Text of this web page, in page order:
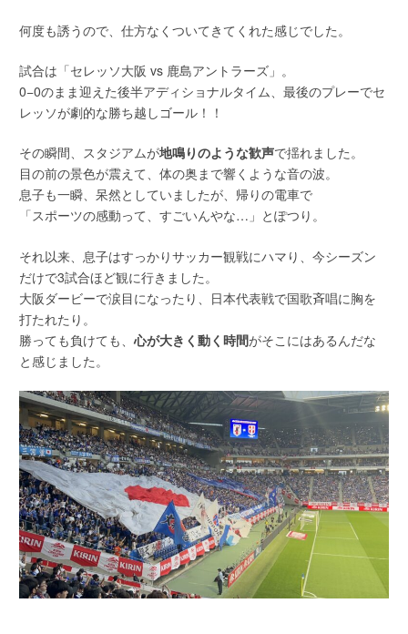
何度も誘うので、仕方なくついてきてくれた感じでした。
試合は「セレッソ大阪 vs 鹿島アントラーズ」。
0−0のまま迎えた後半アディショナルタイム、最後のプレーでセ
レッソが劇的な勝ち越しゴール！！
その瞬間、スタジアムが地鳴りのような歓声で揺れました。
目の前の景色が震えて、体の奥まで響くような音の波。
息子も一瞬、呆然としていましたが、帰りの電車で
「スポーツの感動って、すごいんやな…」とぽつり。
それ以来、息子はすっかりサッカー観戦にハマり、今シーズン
だけで3試合ほど観に行きました。
大阪ダービーで涙目になったり、日本代表戦で国歌斉唱に胸を
打たれたり。
勝っても負けても、心が大きく動く時間がそこにはあるんだな
と感じました。